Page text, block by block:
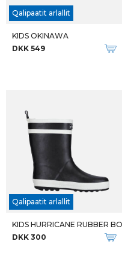
Qalipaatit arlallit
KIDS OKINAWA
DKK 549
Qalipaatit arlallit
DKK 300